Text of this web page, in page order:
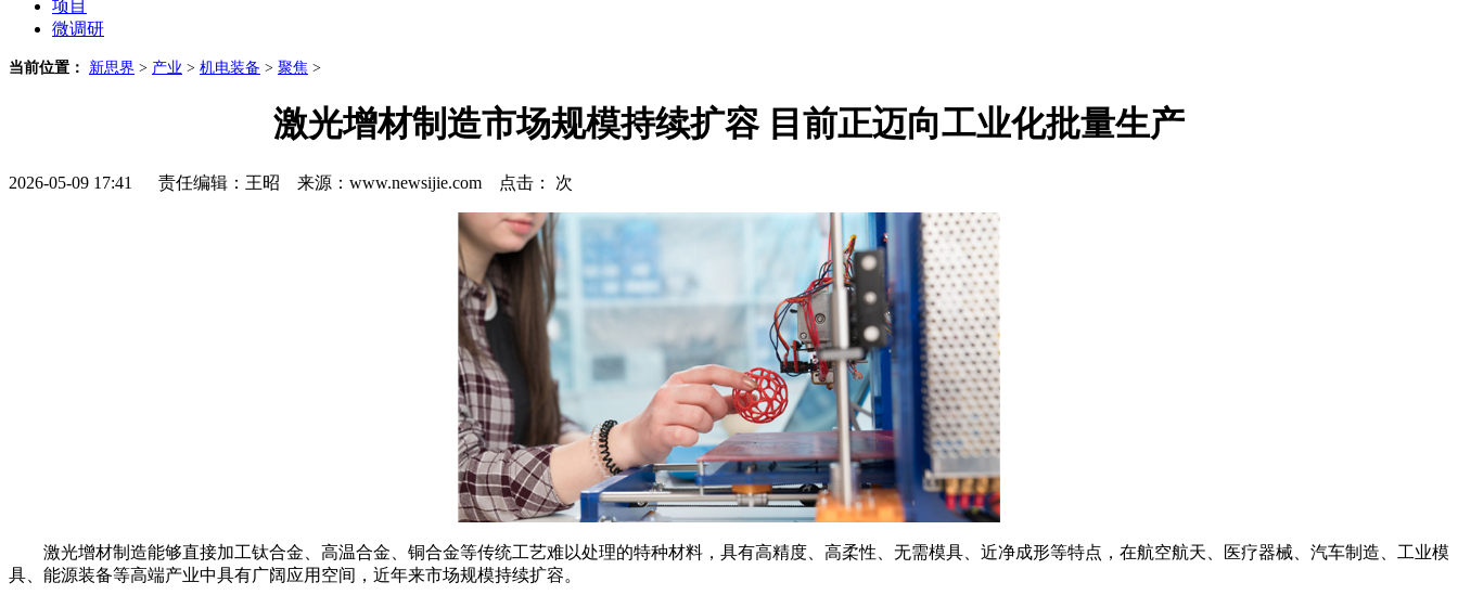
项目
微调研
当前位置： 新思界 > 产业 > 机电装备 > 聚焦 >
激光增材制造市场规模持续扩容 目前正迈向工业化批量生产
2026-05-09 17:41 责任编辑：王昭 来源：www.newsijie.com 点击： 次
激光增材制造能够直接加工钛合金、高温合金、铜合金等传统工艺难以处理的特种材料，具有高精度、高柔性、无需模具、近净成形等特点，在航空航天、医疗器械、汽车制造、工业模
具、能源装备等高端产业中具有广阔应用空间，近年来市场规模持续扩容。